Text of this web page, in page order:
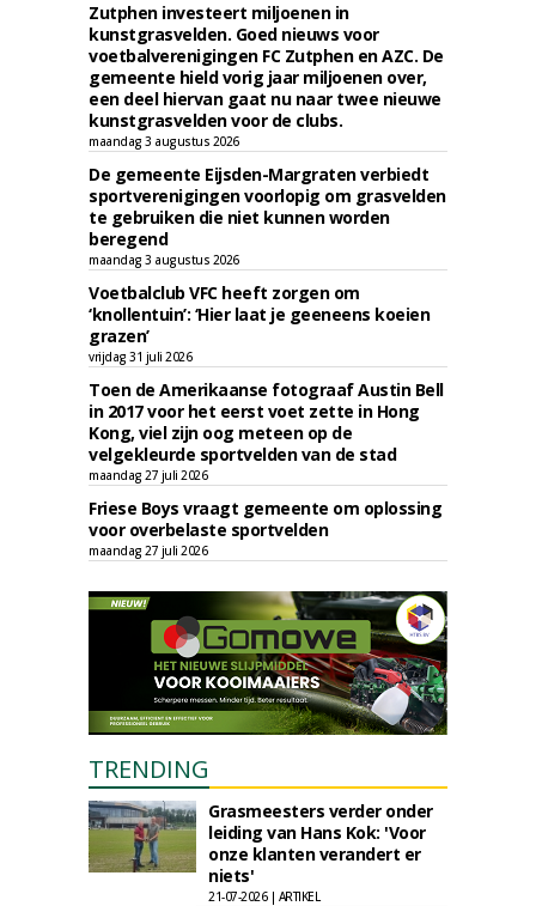
Zutphen investeert miljoenen in
kunstgrasvelden. Goed nieuws voor
voetbalverenigingen FC Zutphen en AZC. De
gemeente hield vorig jaar miljoenen over,
een deel hiervan gaat nu naar twee nieuwe
kunstgrasvelden voor de clubs.
maandag 3 augustus 2026
De gemeente Eijsden-Margraten verbiedt
sportverenigingen voorlopig om grasvelden
te gebruiken die niet kunnen worden
beregend
maandag 3 augustus 2026
Voetbalclub VFC heeft zorgen om
‘knollentuin’: ‘Hier laat je geeneens koeien
grazen’
vrijdag 31 juli 2026
Toen de Amerikaanse fotograaf Austin Bell
in 2017 voor het eerst voet zette in Hong
Kong, viel zijn oog meteen op de
velgekleurde sportvelden van de stad
maandag 27 juli 2026
Friese Boys vraagt gemeente om oplossing
voor overbelaste sportvelden
maandag 27 juli 2026
TRENDING
Grasmeesters verder onder
leiding van Hans Kok: 'Voor
onze klanten verandert er
niets'
21-07-2026 | ARTIKEL